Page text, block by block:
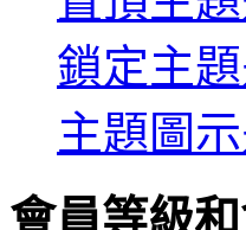
鎖定主
主題圖
會員等級